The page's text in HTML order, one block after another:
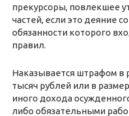
прекурсоры, повлекшее
частей, если это деяние
обязанности которого
правил.
Наказывается штрафом в
тысяч рублей или в
иного дохода
либо обязательными